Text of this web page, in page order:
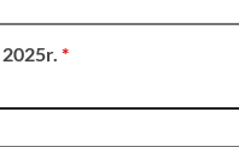
2025r.*